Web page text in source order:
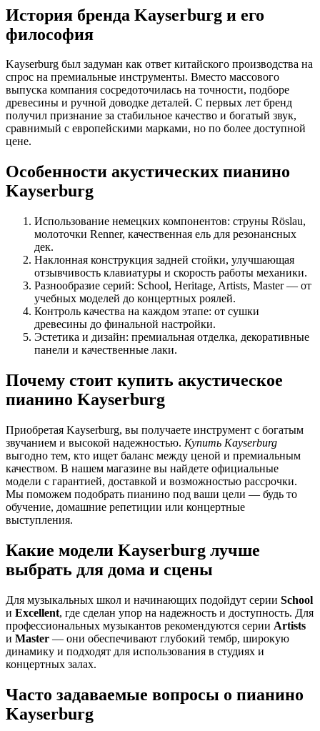
История бренда Kayserburg и его
философия
Kayserburg был задуман как ответ китайского производства на
спрос на премиальные инструменты. Вместо массового
выпуска компания сосредоточилась на точности, подборе
древесины и ручной доводке деталей. С первых лет бренд
получил признание за стабильное качество и богатый звук,
сравнимый с европейскими марками, но по более доступной
цене.
Особенности акустических пианино
Kayserburg
Использование немецких компонентов: струны Röslau,
молоточки Renner, качественная ель для резонансных
дек.
Наклонная конструкция задней стойки, улучшающая
отзывчивость клавиатуры и скорость работы механики.
Разнообразие серий: School, Heritage, Artists, Master — от
учебных моделей до концертных роялей.
Контроль качества на каждом этапе: от сушки
древесины до финальной настройки.
Эстетика и дизайн: премиальная отделка, декоративные
панели и качественные лаки.
Почему стоит купить акустическое
пианино Kayserburg
Приобретая Kayserburg, вы получаете инструмент с богатым
звучанием и высокой надежностью. Купить Kayserburg
выгодно тем, кто ищет баланс между ценой и премиальным
качеством. В нашем магазине вы найдете официальные
модели с гарантией, доставкой и возможностью рассрочки.
Мы поможем подобрать пианино под ваши цели — будь то
обучение, домашние репетиции или концертные
выступления.
Какие модели Kayserburg лучше
выбрать для дома и сцены
Для музыкальных школ и начинающих подойдут серии School
и Excellent, где сделан упор на надежность и доступность. Для
профессиональных музыкантов рекомендуются серии Artists
и Master — они обеспечивают глубокий тембр, широкую
динамику и подходят для использования в студиях и
концертных залах.
Часто задаваемые вопросы о пианино
Kayserburg